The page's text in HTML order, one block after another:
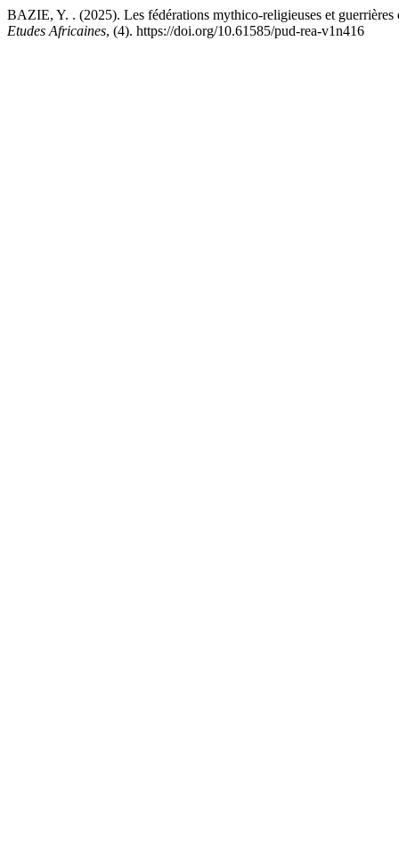
BAZIE, Y. . (2025). Les fédérations mythico-religieuses et
Etudes Africaines, (4). https://doi.org/10.61585/pud-rea-v1n416